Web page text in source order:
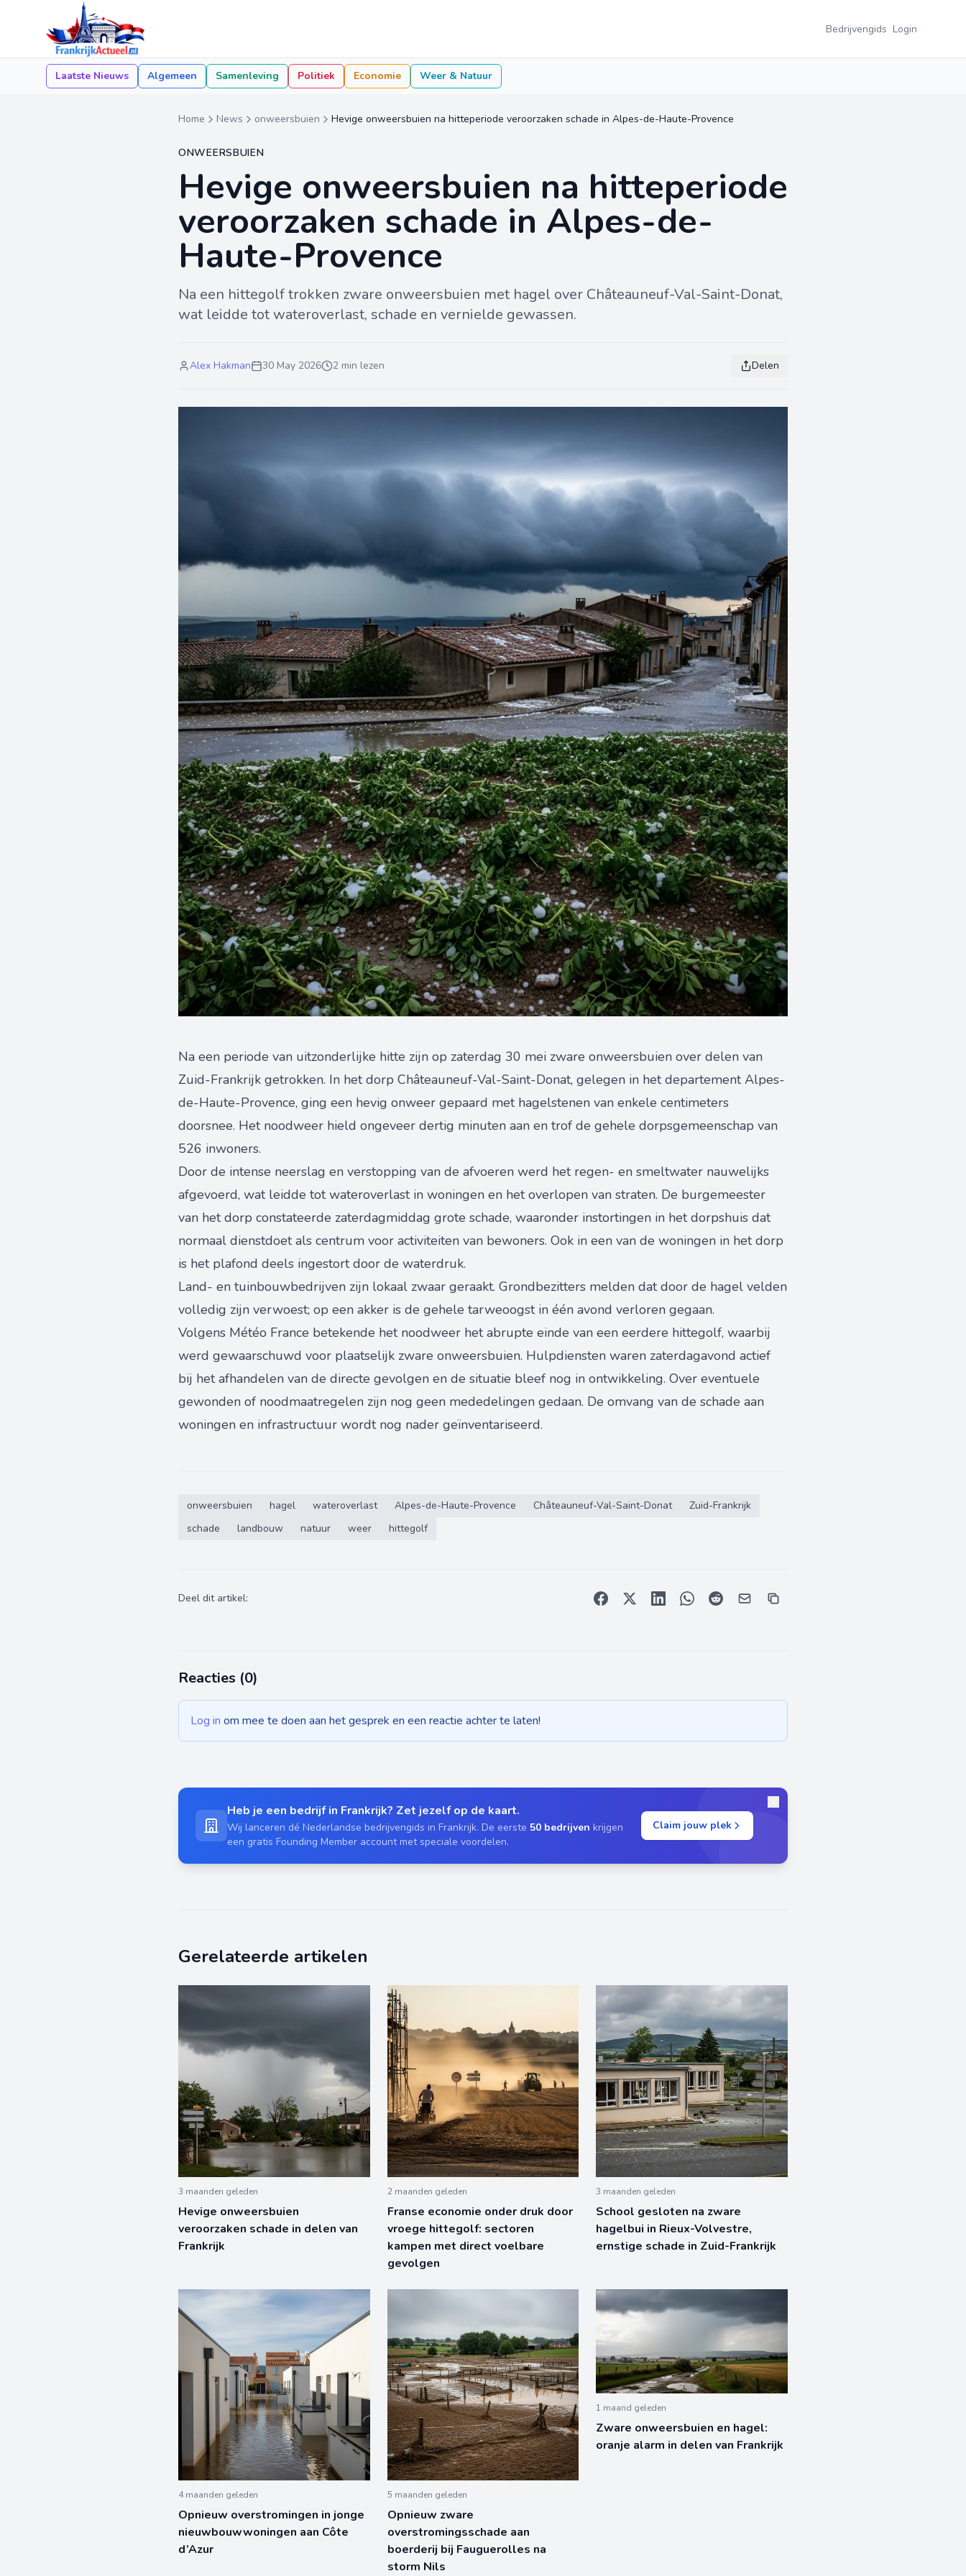
Bedrijvengids Login
Laatste Nieuws Algemeen Samenleving Politiek Economie Weer & Natuur
Home News onweersbuien Hevige onweersbuien na hitteperiode veroorzaken schade in Alpes-de-Haute-Provence
ONWEERSBUIEN
Hevige onweersbuien na hitteperiode
veroorzaken schade in Alpes-de-
Haute-Provence
Na een hittegolf trokken zware onweersbuien met hagel over Châteauneuf-Val-Saint-Donat,
wat leidde tot wateroverlast, schade en vernielde gewassen.
Alex Hakman 30 May 2026 2 min lezen Delen
Na een periode van uitzonderlijke hitte zijn op zaterdag 30 mei zware onweersbuien over delen van
Zuid-Frankrijk getrokken. In het dorp Châteauneuf-Val-Saint-Donat, gelegen in het departement Alpes-
de-Haute-Provence, ging een hevig onweer gepaard met hagelstenen van enkele centimeters
doorsnee. Het noodweer hield ongeveer dertig minuten aan en trof de gehele dorpsgemeenschap van
526 inwoners.
Door de intense neerslag en verstopping van de afvoeren werd het regen- en smeltwater nauwelijks
afgevoerd, wat leidde tot wateroverlast in woningen en het overlopen van straten. De burgemeester
van het dorp constateerde zaterdagmiddag grote schade, waaronder instortingen in het dorpshuis dat
normaal dienstdoet als centrum voor activiteiten van bewoners. Ook in een van de woningen in het dorp
is het plafond deels ingestort door de waterdruk.
Land- en tuinbouwbedrijven zijn lokaal zwaar geraakt. Grondbezitters melden dat door de hagel velden
volledig zijn verwoest; op een akker is de gehele tarweoogst in één avond verloren gegaan.
Volgens Météo France betekende het noodweer het abrupte einde van een eerdere hittegolf, waarbij
werd gewaarschuwd voor plaatselijk zware onweersbuien. Hulpdiensten waren zaterdagavond actief
bij het afhandelen van de directe gevolgen en de situatie bleef nog in ontwikkeling. Over eventuele
gewonden of noodmaatregelen zijn nog geen mededelingen gedaan. De omvang van de schade aan
woningen en infrastructuur wordt nog nader geïnventariseerd.
onweersbuien hagel wateroverlast Alpes-de-Haute-Provence Châteauneuf-Val-Saint-Donat
Zuid-Frankrijk
schade
landbouw natuur weer hittegolf
Deel dit artikel:
Reacties (0)
Log in om mee te doen aan het gesprek en een reactie achter te laten!
Heb je een bedrijf in Frankrijk? Zet jezelf op de kaart.
Wij lanceren dé Nederlandse bedrijvengids in Frankrijk. De eerste 50 bedrijven krijgen
een gratis Founding Member account met speciale voordelen.
Claim jouw plek
Gerelateerde artikelen
3 maanden geleden
Hevige onweersbuien
veroorzaken schade in delen van
Frankrijk
2 maanden geleden
Franse economie onder druk door
vroege hittegolf: sectoren
kampen met direct voelbare
gevolgen
3 maanden geleden
School gesloten na zware
hagelbui in Rieux-Volvestre,
ernstige schade in Zuid-Frankrijk
4 maanden geleden
Opnieuw overstromingen in jonge
nieuwbouwwoningen aan Côte
d’Azur
5 maanden geleden
Opnieuw zware
overstromingsschade aan
boerderij bij Fauguerolles na
storm Nils
1 maand geleden
Zware onweersbuien en hagel:
oranje alarm in delen van Frankrijk